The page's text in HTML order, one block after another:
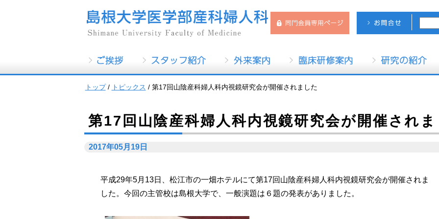
トップ/ トピックス / 第17回山陰産科婦人科内視鏡研究会が開催されました
第17回山陰産科婦人科内視鏡研究会が開催され
2017年05月19日
平成29年5月13日、松江市の一畑ホテルにて第17回山陰産科婦人科内視鏡研究会が開催されま
した。今回の主管校は島根大学で、一般演題は６題の発表がありました。